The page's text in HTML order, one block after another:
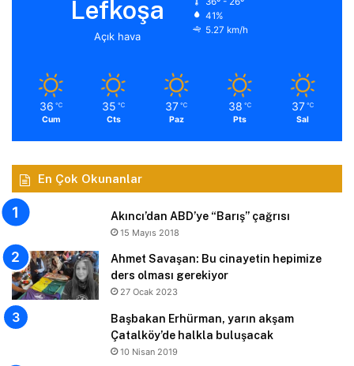
Lefkoşa
Açık hava
41%
5.27 km/h
36 ℃
Cum
35 ℃
Cts
37 ℃
Paz
38 ℃
Pts
37 ℃
Sal
En Çok Okunanlar
Akıncı’dan ABD’ye “Barış” çağrısı
15 Mayıs 2018
Ahmet Savaşan: Bu cinayetin hepimize
ders olması gerekiyor
27 Ocak 2023
Başbakan Erhürman, yarın akşam
Çatalköy’de halkla buluşacak
10 Nisan 2019